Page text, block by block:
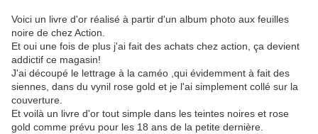
Voici un livre d'or réalisé à partir d'un album photo aux feuilles
noire de chez Action.
Et oui une fois de plus j'ai fait des achats chez action, ça devient
addictif ce magasin!
J'ai découpé le lettrage à la caméo ,qui évidemment à fait des
siennes, dans du vynil rose gold et je l'ai simplement collé sur la
couverture.
Et voilà un livre d'or tout simple dans les teintes noires et rose
gold comme prévu pour les 18 ans de la petite dernière.